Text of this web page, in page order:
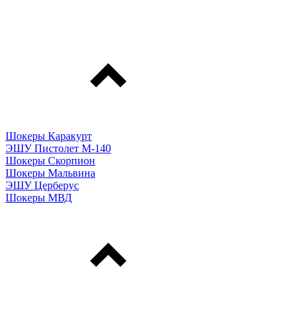
Шокеры Каракурт
ЭШУ Пистолет М-140
Шокеры Скорпион
Шокеры Мальвина
ЭШУ Церберус
Шокеры МВД